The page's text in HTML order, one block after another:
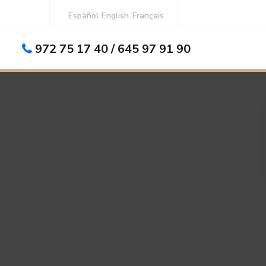
Español English Français
972 75 17 40 / 645 97 91 90